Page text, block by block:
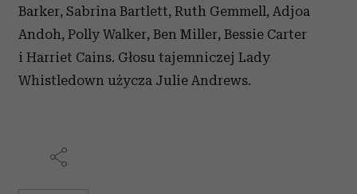
Wykorzystujemy pliki cookie do spersonalizowania treści
i reklam, aby oferować funkcje społecznościowe i
analizować ruch w naszej witrynie. Informacje o tym, jak
społecznościowym, reklamowym i analitycznym.
korzystania z ich usług.
Barker, Sabrina Bartlett, Ruth Gemmell, Adjoa
Andoh, Polly Walker, Ben Miller, Bessie Carter
i Harriet Cains. Głosu tajemniczej Lady
Whistledown użycza Julie Andrews.